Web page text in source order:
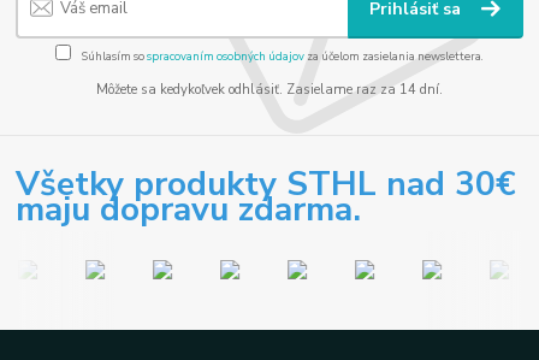
Prihlásiť sa
Súhlasím sospracovaním osobných údajov za účelom zasielania newslettera.
Môžete sa kedykoľvek odhlásiť. Zasielame raz za 14 dní.
Všetky produkty STHL nad 30€
maju dopravu zdarma.